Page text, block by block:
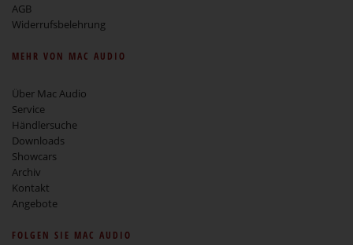
AGB
Widerrufsbelehrung
MEHR VON MAC AUDIO
Über Mac Audio
Service
Händlersuche
Downloads
Showcars
Archiv
Kontakt
Angebote
FOLGEN SIE MAC AUDIO